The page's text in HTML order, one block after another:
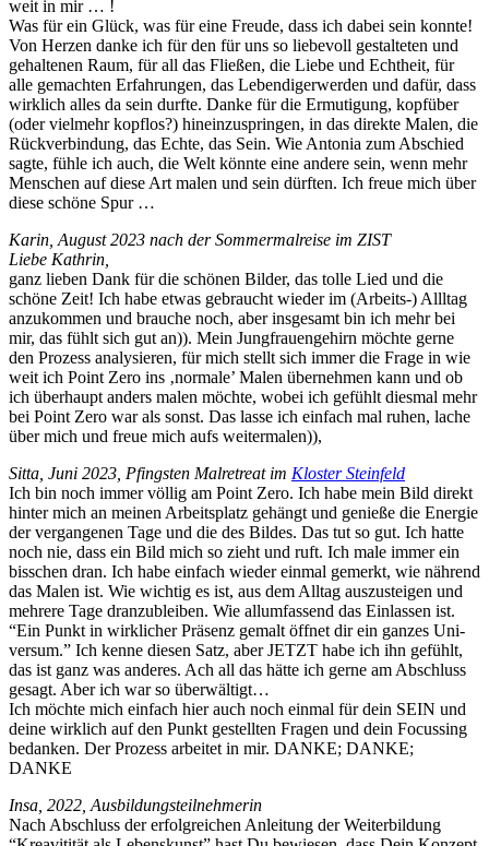
weit in mir … !
Was für ein Glück, was für eine Freude, dass ich dabei sein kon­nte!
Von Herzen danke ich für den für uns so liebevoll gestal­teten und
gehal­te­nen Raum, für all das Fließen, die Liebe und Echtheit, für
alle gemacht­en Erfahrun­gen, das Lebendi­ger­w­er­den und dafür, dass
wirk­lich alles da sein durfte. Danke für die Ermu­ti­gung, kopfüber
(oder vielmehr kopf­los?) hineinzus­prin­gen, in das direk­te Malen, die
Rück­verbindung, das Echte, das Sein. Wie Anto­nia zum Abschied
sagte, füh­le ich auch, die Welt kön­nte eine andere sein, wenn mehr
Men­schen auf diese Art malen und sein dürften. Ich freue mich über
diese schöne Spur …
Karin, August 2023 nach der Som­mer­mal­reise im ZIST
Liebe Kathrin,
ganz lieben Dank für die schö­nen Bilder, das tolle Lied und die
schöne Zeit! Ich habe etwas gebraucht wieder im (Arbeits-) Alll­t­ag
anzukom­men und brauche noch, aber ins­ge­samt bin ich mehr bei
mir, das fühlt sich gut an)). Mein Jungfrauenge­hirn möchte gerne
den Prozess analysieren, für mich stellt sich immer die Frage in wie
weit ich Point Zero ins ‚nor­male’ Malen übernehmen kann und ob
ich über­haupt anders malen möchte, wobei ich gefühlt dies­mal mehr
bei Point Zero war als son­st. Das lasse ich ein­fach mal ruhen, lache
über mich und freue mich aufs weitermalen)),
Sit­ta, Juni 2023, Pfin­g­sten Mal­re­treat im Kloster Ste­in­feld
Ich bin noch immer völ­lig am Point Zero. Ich habe mein Bild direkt
hin­ter mich an meinen Arbeit­splatz gehängt und genieße die Energie
der ver­gan­genen Tage und die des Bildes. Das tut so gut. Ich hat­te
noch nie, dass ein Bild mich so zieht und ruft. Ich male immer ein
biss­chen dran. Ich habe ein­fach wieder ein­mal gemerkt, wie nährend
das Malen ist. Wie wichtig es ist, aus dem All­t­ag auszusteigen und
mehrere Tage dranzubleiben. Wie allum­fassend das Ein­lassen ist.
“Ein Punkt in wirk­lich­er Präsenz gemalt öffnet dir ein ganzes Uni­
ver­sum.” Ich kenne diesen Satz, aber JET­ZT habe ich ihn gefühlt,
das ist ganz was anderes. Ach all das hätte ich gerne am Abschluss
gesagt. Aber ich war so überwältigt…
Ich möchte mich ein­fach hier auch noch ein­mal für dein SEIN und
deine wirk­lich auf den Punkt gestell­ten Fra­gen und dein Focussing
bedanken. Der Prozess arbeit­et in mir. DANKE; DANKE;
DANKE
Insa, 2022, Ausbildungsteilnehmerin
Nach Abschluss der erfol­gre­ichen Anleitung der Weit­er­bil­dung